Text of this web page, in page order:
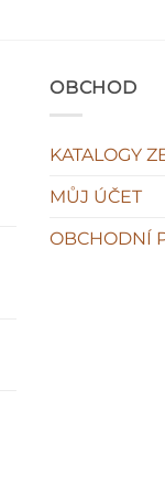
OBCHOD
KATALOGY
MŮJ ÚČET
OBCHODNÍ